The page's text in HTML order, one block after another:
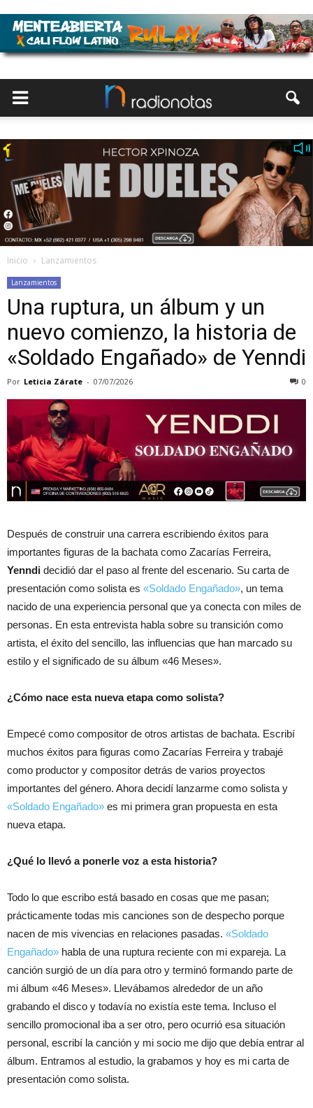
Inicio Lanzamientos
Lanzamientos
Una ruptura, un álbum y un
nuevo comienzo, la historia de
«Soldado Engañado» de Yenndi
Por Leticia Zárate - 07/07/2026 0
Después de construir una carrera escribiendo éxitos para
importantes figuras de la bachata como Zacarías Ferreira,
Yenndi decidió dar el paso al frente del escenario. Su carta de
presentación como solista es «Soldado Engañado», un tema
nacido de una experiencia personal que ya conecta con miles de
personas. En esta entrevista habla sobre su transición como
artista, el éxito del sencillo, las influencias que han marcado su
estilo y el significado de su álbum «46 Meses».
¿Cómo nace esta nueva etapa como solista?
Empecé como compositor de otros artistas de bachata. Escribí
muchos éxitos para figuras como Zacarías Ferreira y trabajé
como productor y compositor detrás de varios proyectos
importantes del género. Ahora decidí lanzarme como solista y
«Soldado Engañado» es mi primera gran propuesta en esta
nueva etapa.
¿Qué lo llevó a ponerle voz a esta historia?
Todo lo que escribo está basado en cosas que me pasan;
prácticamente todas mis canciones son de despecho porque
nacen de mis vivencias en relaciones pasadas. «Soldado
Engañado» habla de una ruptura reciente con mi expareja. La
canción surgió de un día para otro y terminó formando parte de
mi álbum «46 Meses». Llevábamos alrededor de un año
grabando el disco y todavía no existía este tema. Incluso el
sencillo promocional iba a ser otro, pero ocurrió esa situación
personal, escribí la canción y mi socio me dijo que debía entrar al
álbum. Entramos al estudio, la grabamos y hoy es mi carta de
presentación como solista.